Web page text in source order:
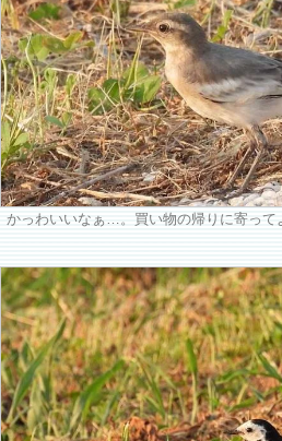
かっわいいなぁ…。買い物の帰りに寄って